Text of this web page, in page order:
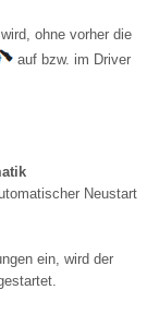
ohne vorher die
auf bzw. im Driver
Neustart
ein, wird der